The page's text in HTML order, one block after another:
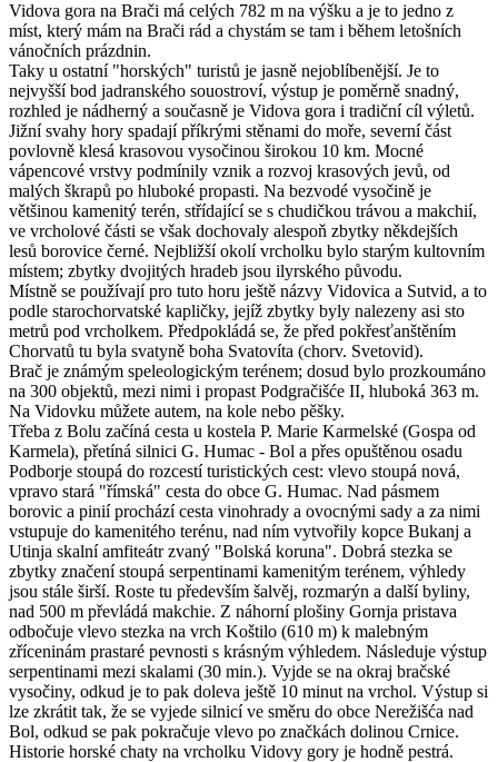
Vidova gora na Brači má celých 782 m na výšku a je to jedno z
míst, který mám na Brači rád a chystám se tam i během letošních
vánočních prázdnin.
Taky u ostatní "horských" turistů je jasně nejoblíbenější. Je to
nejvyšší bod jadranského souostroví, výstup je poměrně snadný,
rozhled je nádherný a současně je Vidova gora i tradiční cíl výletů.
Jižní svahy hory spadají příkrými stěnami do moře, severní část
povlovně klesá krasovou vysočinou širokou 10 km. Mocné
vápencové vrstvy podmínily vznik a rozvoj krasových jevů, od
malých škrapů po hluboké propasti. Na bezvodé vysočině je
většinou kamenitý terén, střídající se s chudičkou trávou a makchií,
ve vrcholové části se však dochovaly alespoň zbytky někdejších
lesů borovice černé. Nejbližší okolí vrcholku bylo starým kultovním
místem; zbytky dvojitých hradeb jsou ilyrského původu.
Místně se používají pro tuto horu ještě názvy Vidovica a Sutvid, a to
podle starochorvatské kapličky, jejíž zbytky byly nalezeny asi sto
metrů pod vrcholkem. Předpokládá se, že před pokřesťanštěním
Chorvatů tu byla svatyně boha Svatovíta (chorv. Svetovid).
Brač je známým speleologickým terénem; dosud bylo prozkoumáno
na 300 objektů, mezi nimi i propast Podgračišće II, hluboká 363 m.
Na Vidovku můžete autem, na kole nebo pěšky.
Třeba z Bolu začíná cesta u kostela P. Marie Karmelské (Gospa od
Karmela), přetíná silnici G. Humac - Bol a přes opuštěnou osadu
Podborje stoupá do rozcestí turistických cest: vlevo stoupá nová,
vpravo stará "římská" cesta do obce G. Humac. Nad pásmem
borovic a pinií prochází cesta vinohrady a ovocnými sady a za nimi
vstupuje do kamenitého terénu, nad ním vytvořily kopce Bukanj a
Utinja skalní amfiteátr zvaný "Bolská koruna". Dobrá stezka se
zbytky značení stoupá serpentinami kamenitým terénem, výhledy
jsou stále širší. Roste tu především šalvěj, rozmarýn a další byliny,
nad 500 m převládá makchie. Z náhorní plošiny Gornja pristava
odbočuje vlevo stezka na vrch Koštilo (610 m) k malebným
zříceninám prastaré pevnosti s krásným výhledem. Následuje výstup
serpentinami mezi skalami (30 min.). Vyjde se na okraj bračské
vysočiny, odkud je to pak doleva ještě 10 minut na vrchol. Výstup si
lze zkrátit tak, že se vyjede silnicí ve směru do obce Nerežišća nad
Bol, odkud se pak pokračuje vlevo po značkách dolinou Crnice.
Historie horské chaty na vrcholku Vidovy gory je hodně pestrá.